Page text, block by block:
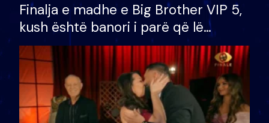
Finalja e madhe e Big Brother VIP 5,
kush është banori i parë që lë
shtëpinë dhe humb mundësinë për
të fituar çmimin e madh